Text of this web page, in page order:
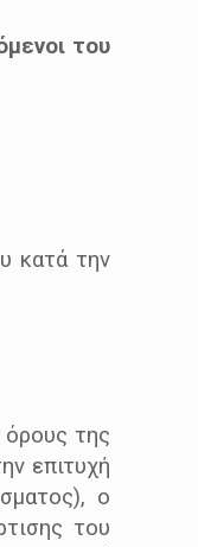
του
κατά την
της
επιτυχή
ο
του